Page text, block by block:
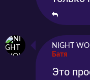
NIGHT
Батя
Это